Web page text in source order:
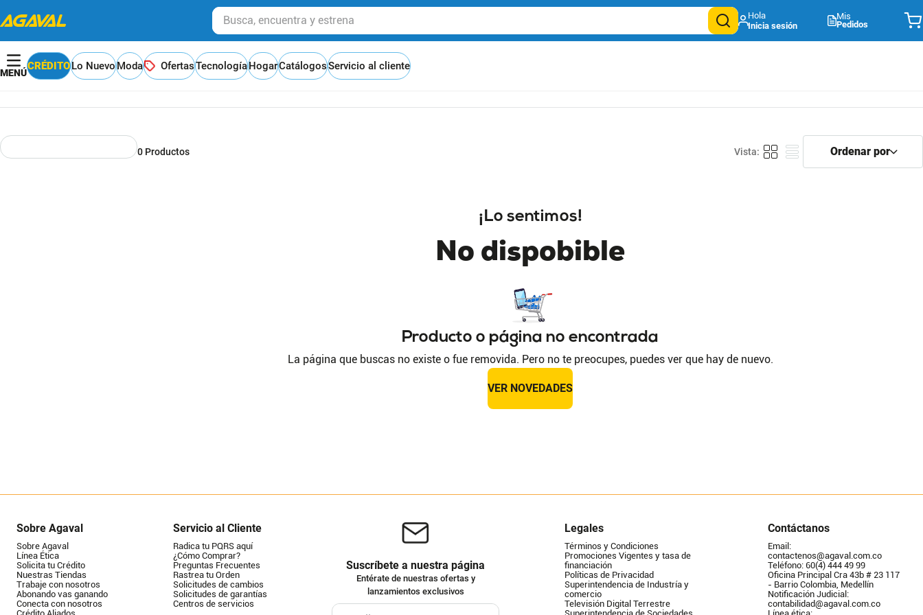
Busca, encuentra y estrena
Mis
Pedidos
CRÉDITOLo NuevoModa OfertasTecnologíaHogarCatálogosServicio al cliente
0 Productos
¡Lo sentimos!
No dispobible
Producto o página no encontrada
La página que buscas no existe o fue removida. Pero no te preocupes, puedes ver que hay de nuevo.
VER NOVEDADES
Sobre Agaval
Sobre Agaval
Línea Ética
Solicita tu Crédito
Nuestras Tiendas
Trabaje con nosotros
Abonando vas ganando
Conecta con nosotros
Servicio al Cliente
Radica tu PQRS aquí
¿Cómo Comprar?
Preguntas Frecuentes
Rastrea tu Orden
Solicitudes de cambios
Solicitudes de garantías
Centros de servicios
Suscríbete a nuestra página
Entérate de nuestras ofertas y
lanzamientos exclusivos
Legales
Términos y Condiciones
Promociones Vigentes y tasa de
financiación
Políticas de Privacidad
Superintendencia de Industría y
comercio
Televisión Digital Terrestre
Contáctanos
Email:
contactenos@agaval.com.co
Teléfono: 60(4) 444 49 99
Oficina Principal Cra 43b # 23 117
- Barrio Colombia, Medellín
Notificación Judicial:
contabilidad@agaval.com.co